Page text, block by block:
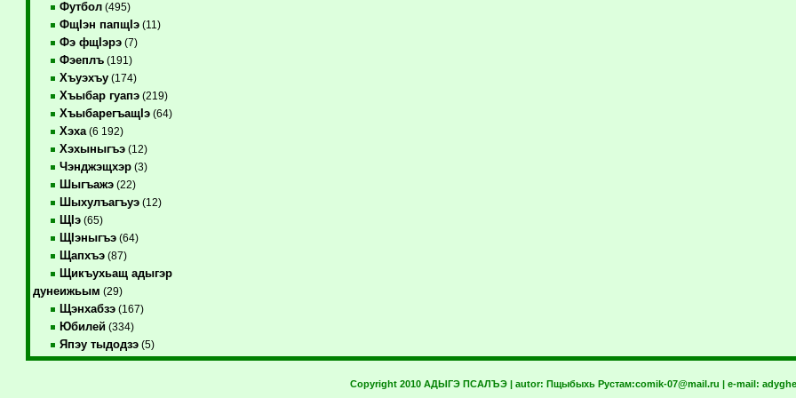
Футбол(495)
ФщIэн папщIэ(11)
Фэ фщIэрэ(7)
Фэеплъ(191)
Хъуэхъу(174)
Хъыбар гуапэ(219)
ХъыбарегъащIэ(64)
Хэха(6 192)
Хэхыныгъэ(12)
Чэнджэщхэр(3)
Шыгъажэ(22)
Шыхулъагъуэ(12)
ЩIэ(65)
ЩIэныгъэ(64)
Щапхъэ(87)
Щикъухьащ адыгэр
дунеижьым (29)
Щэнхабзэ(167)
Юбилей(334)
Япэу тыдодзэ(5)
Copyright 2010 АДЫГЭ ПСАЛЪЭ | autor: Пщыбыхь Рустам:comik-07@mail.ru | e-mail: